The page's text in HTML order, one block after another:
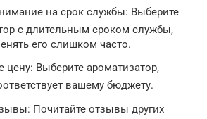
на срок службы: Выберите
с длительным сроком службы,
его слишком часто.
цену: Выберите ароматизатор,
вашему бюджету.
Почитайте отзывы других